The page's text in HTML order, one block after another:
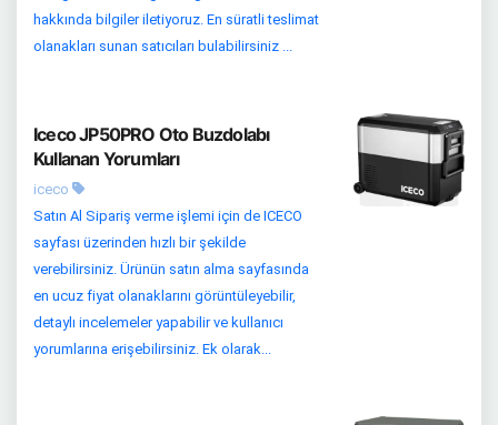
hakkında bilgiler iletiyoruz. En süratli teslimat
olanakları sunan satıcıları bulabilirsiniz ...
Iceco JP50PRO Oto Buzdolabı
Kullanan Yorumları
iceco
Satın Al Sipariş verme işlemi için de ICECO
sayfası üzerinden hızlı bir şekilde
verebilirsiniz. Ürünün satın alma sayfasında
en ucuz fiyat olanaklarını görüntüleyebilir,
detaylı incelemeler yapabilir ve kullanıcı
yorumlarına erişebilirsiniz. Ek olarak...